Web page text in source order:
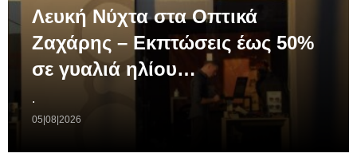
Λευκή Νύχτα στα Οπτικά
Ζαχάρης – Εκπτώσεις έως 50%
σε γυαλιά ηλίου…
.
05|08|2026